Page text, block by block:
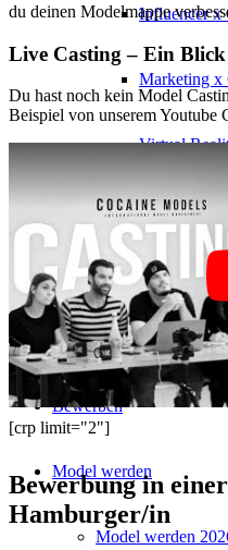
Influencer x
Marketing x
Virtual
Immobilien
Magazine x
Couture x
Bewerben
Model werden
Model werden
du deinen Modelmappe
Live Casting – Ein
Du hast noch kein Model
Beispiel von unserem Youtube
[crp limit="2"]
Bewerbung in
Hamburger/in